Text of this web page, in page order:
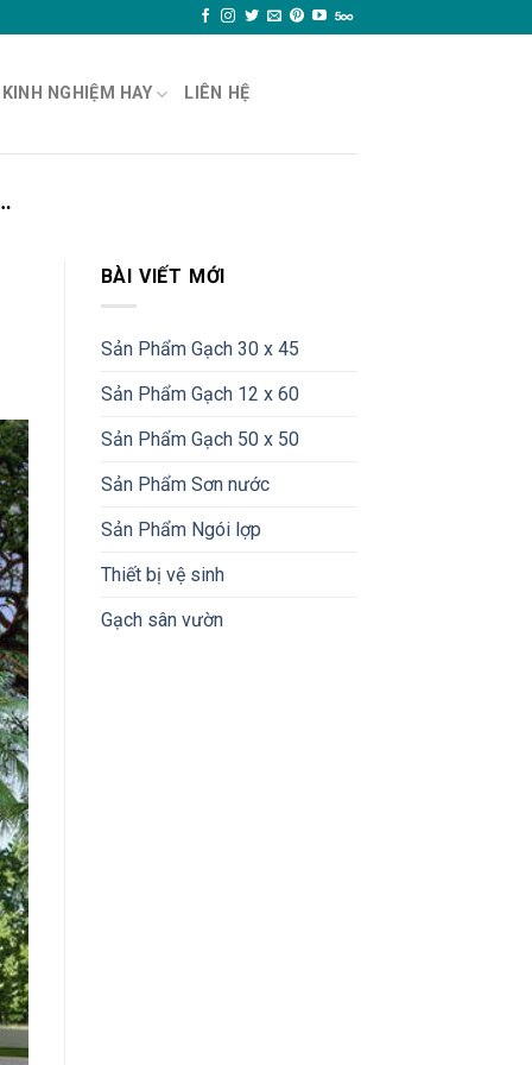
KINH NGHIỆM HAY LIÊN HỆ
BÀI VIẾT MỚI
Sản Phẩm Gạch 30 x 45
Sản Phẩm Gạch 12 x 60
Sản Phẩm Gạch 50 x 50
Sản Phẩm Sơn nước
Sản Phẩm Ngói lợp
Thiết bị vệ sinh
Gạch sân vườn